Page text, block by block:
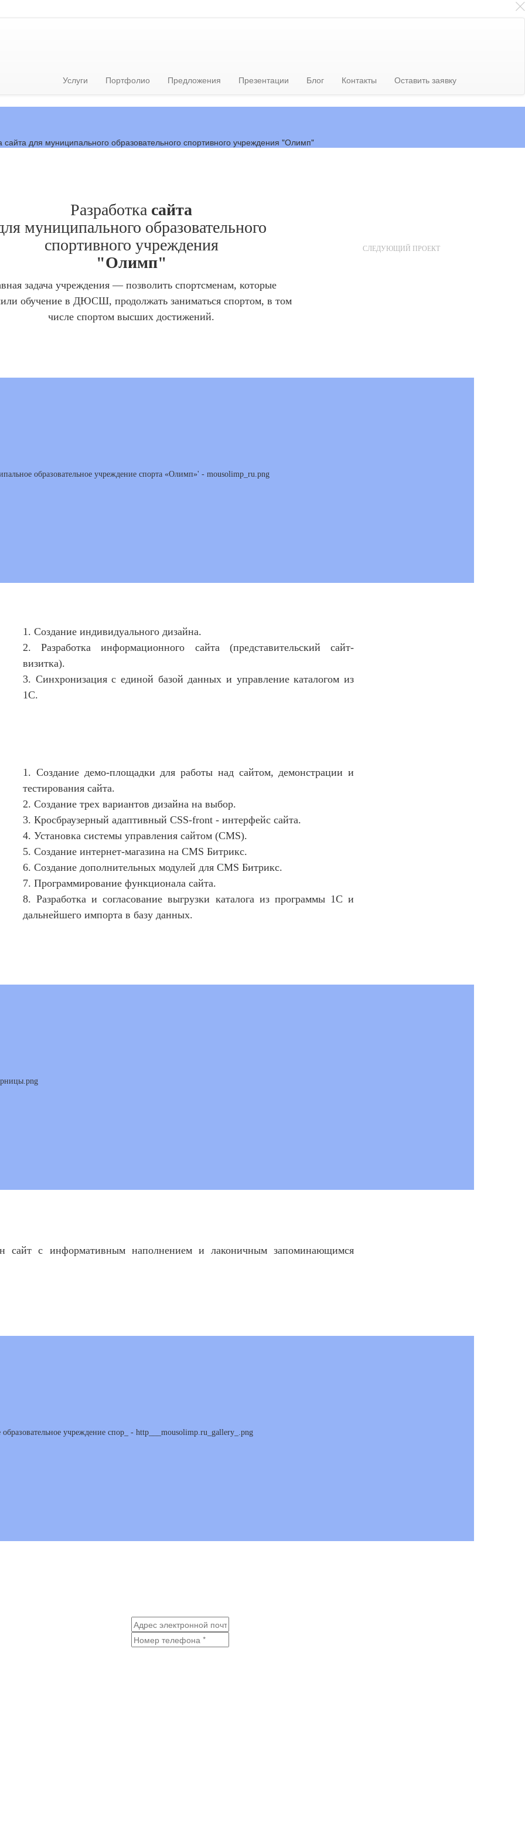
Услуги Портфолио Предложения Презентации Блог Контакты Оставить заявку
СЛЕДУЮЩИЙ ПРОЕКТ
Разработка сайта
муниципального образовательного
спортивного учреждения
"Олимп"
задача учреждения — позволить спортсменам, которые
обучение в ДЮСШ, продолжать заниматься спортом, в том
числе спортом высших достижений.
1. Создание индивидуального дизайна.
2. Разработка информационного сайта (представительский сайт-
визитка).
3. Синхронизация с единой базой данных и управление каталогом из
1С.
1. Создание демо-площадки для работы над сайтом, демонстрации и
тестирования сайта.
2. Создание трех вариантов дизайна на выбор.
3. Кросбраузерный адаптивный CSS-front - интерфейс сайта.
4. Установка системы управления сайтом (CMS).
5. Создание интернет-магазина на CMS Битрикс.
6. Создание дополнительных модулей для CMS Битрикс.
7. Программирование функционала сайта.
8. Разработка и согласование выгрузки каталога из программы 1С и
дальнейшего импорта в базу данных.
сайт с информативным наполнением и лаконичным запоминающимся